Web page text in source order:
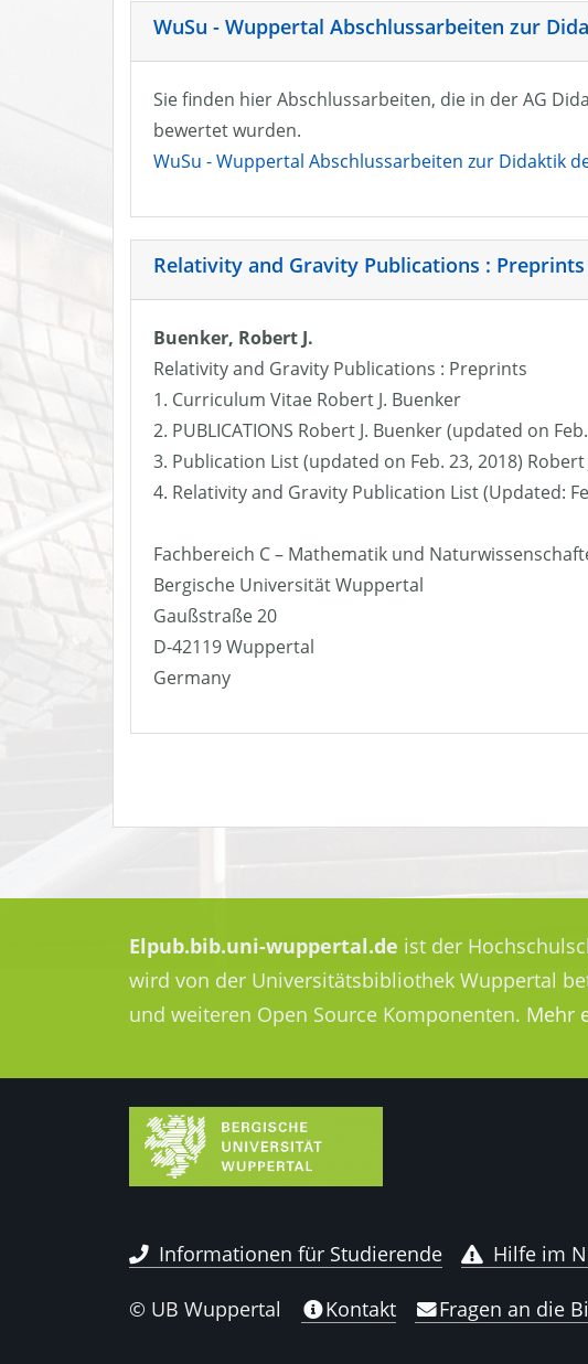
WuSu - Wuppertal Abschlussarbeiten zur
Sie finden hier Abschlussarbeiten, die in der AG
bewertet wurden.
WuSu - Wuppertal Abschlussarbeiten zur Didaktik
Relativity and Gravity Publications : Preprints
Buenker, Robert J.
Relativity and Gravity Publications : Preprints
1. Curriculum Vitae Robert J. Buenker
2. PUBLICATIONS Robert J. Buenker (updated on
3. Publication List (updated on Feb. 23, 2018) Robert
4. Relativity and Gravity Publication List (Updated:
Fachbereich C – Mathematik und
Bergische Universität Wuppertal
Gaußstraße 20
D-42119 Wuppertal
Germany
Elpub.bib.uni-wuppertal.de ist der
wird von der Universitätsbibliothek Wuppertal
und weiteren Open Source Komponenten. Mehr
Informationen für Studierende Hilfe im
© UB Wuppertal Kontakt Fragen an die